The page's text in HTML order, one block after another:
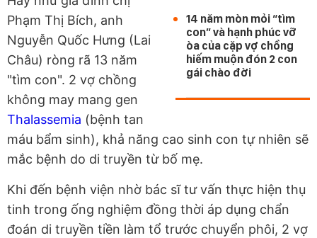
14 năm mòn mỏi “tìm
con” và hạnh phúc vỡ
òa của cặp vợ chồng
hiếm muộn đón 2 con
gái chào đời
Phạm Thị Bích, anh
Nguyễn Quốc Hưng (Lai
Châu) ròng rã 13 năm
"tìm con". 2 vợ chồng
không may mang gen
Thalassemia (bệnh tan
máu bẩm sinh), khả năng cao sinh con tự nhiên sẽ
mắc bệnh do di truyền từ bố mẹ.
Khi đến bệnh viện nhờ bác sĩ tư vấn thực hiện thụ
tinh trong ống nghiệm đồng thời áp dụng chẩn
đoán di truyền tiền làm tổ trước chuyển phôi, 2 vợ